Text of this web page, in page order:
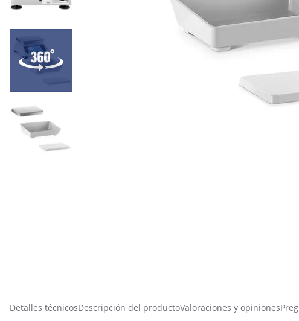
Detalles técnicosDescripción del productoValoraciones y opiniones